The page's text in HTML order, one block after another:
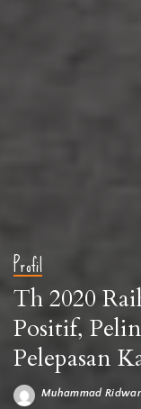
Profil
Th 2020
Positif,
Pelepasan
Posted
Muhammad